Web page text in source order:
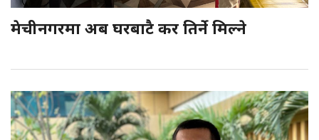
मेचीनगरमा अब घरबाटै कर तिर्ने मिल्ने